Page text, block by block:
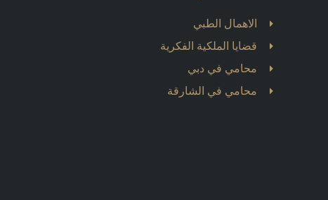
الاهمال الطبي
قضايا الملكية الفكرية
محامي في دبي
محامي في الشارقة